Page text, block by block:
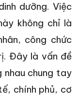
dưỡng. Việc
không chỉ là
công chức
Đây là vấn đề
chung tay
chính phủ, cơ